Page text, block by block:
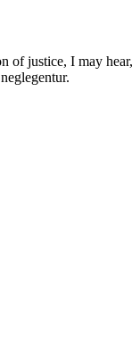
of justice, I may hear,